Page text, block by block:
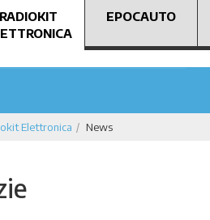
RADIOKIT
EPOCAUTO
Elettronica News